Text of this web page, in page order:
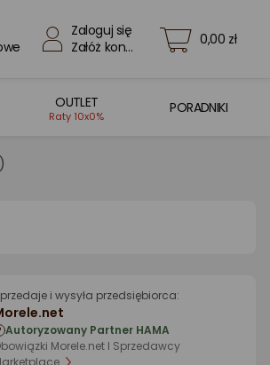
Zaloguj się
Załóż konto
0,00 zł
OUTLET
Raty 10x0%
PORADNIKI
i wysyła przedsiębiorca:
Autoryzowany Partner HAMA
Morele.net I Sprzedawcy